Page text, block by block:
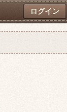
ログイン